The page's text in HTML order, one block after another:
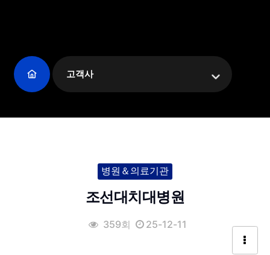
고객사
병원＆의료기관
조선대치대병원
359회 25-12-11